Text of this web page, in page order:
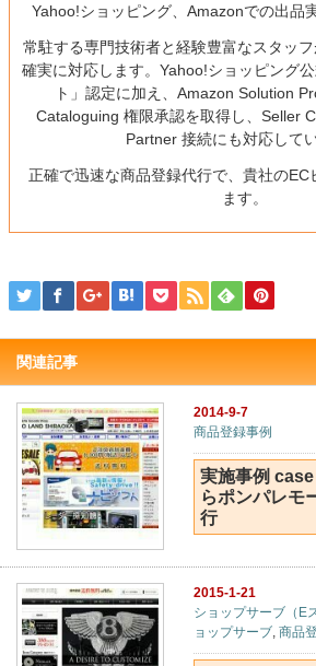
Yahoo!ショッピング、Amazonでの出品
常駐する専門技術者と経験豊富なスタッ
確実に対応します。Yahoo!ショッピング
ト」認定に加え、Amazon Solution
Cataloguing 権限承認を取得し、Seller
Partner 接続にも対応してい
正確で迅速な商品登録代行で、貴社のEC
ます。
関連記事
2014-9-7
商品登録事例
実施事例
らポンパレ
行
2015-1-21
ショップサーブ（E
ョップサーブ,商品